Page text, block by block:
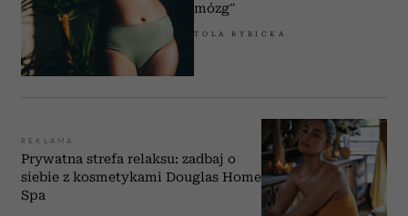
mózg”
TOLA RYBICKA
REKLAMA
Prywatna strefa relaksu: zadbaj o
siebie z kosmetykami Douglas Home
Spa